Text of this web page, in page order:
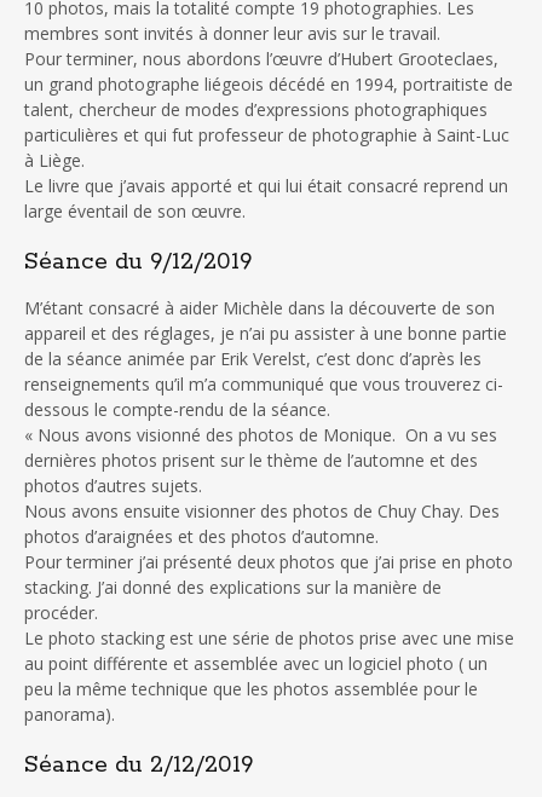
10 photos, mais la totalité compte 19 photographies. Les
membres sont invités à donner leur avis sur le travail.
Pour terminer, nous abordons l’œuvre d’Hubert Grooteclaes,
un grand photographe liégeois décédé en 1994, portraitiste de
talent, chercheur de modes d’expressions photographiques
particulières et qui fut professeur de photographie à Saint-Luc
à Liège.
Le livre que j’avais apporté et qui lui était consacré reprend un
large éventail de son œuvre.
Séance du 9/12/2019
M’étant consacré à aider Michèle dans la découverte de son
appareil et des réglages, je n’ai pu assister à une bonne partie
de la séance animée par Erik Verelst, c’est donc d’après les
renseignements qu’il m’a communiqué que vous trouverez ci-
dessous le compte-rendu de la séance.
« Nous avons visionné des photos de Monique. On a vu ses
dernières photos prisent sur le thème de l’automne et des
photos d’autres sujets.
Nous avons ensuite visionner des photos de Chuy Chay. Des
photos d’araignées et des photos d’automne.
Pour terminer j’ai présenté deux photos que j’ai prise en photo
stacking. J’ai donné des explications sur la manière de
procéder.
Le photo stacking est une série de photos prise avec une mise
au point différente et assemblée avec un logiciel photo ( un
peu la même technique que les photos assemblée pour le
panorama).
Séance du 2/12/2019